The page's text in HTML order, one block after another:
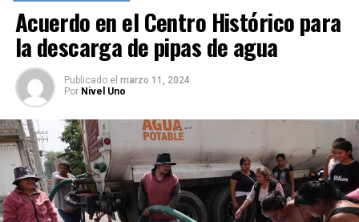
tránsito en febrero pasado en la colonia Pedregal de
Santa Úrsula, en Coyoacán.
Acuerdo en el Centro Histórico para
la descarga de pipas de agua
Publicado el marzo 11, 2024
Por Nivel Uno